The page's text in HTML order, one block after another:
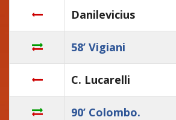
Danilevicius
58’ Vigiani
C. Lucarelli
90’ Colombo.